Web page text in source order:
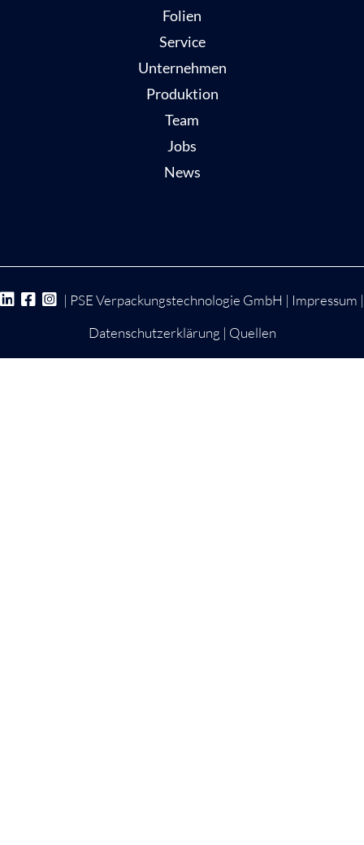
Folien
Service
Unternehmen
Produktion
Team
Jobs
News
| PSE Verpackungstechnologie GmbH | Impressum |
Datenschutzerklärung | Quellen